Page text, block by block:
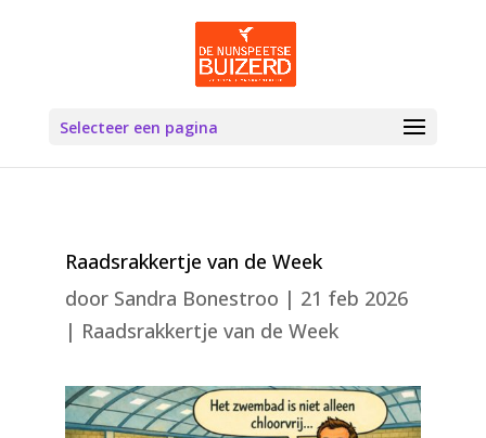
Selecteer een pagina
Raadsrakkertje van de Week
door Sandra Bonestroo | 21 feb 2026
| Raadsrakkertje van de Week